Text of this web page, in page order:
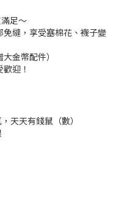
足～
縫，享受塞棉花、襪子變
金幣配件）
迎！
天天有錢鼠（數）